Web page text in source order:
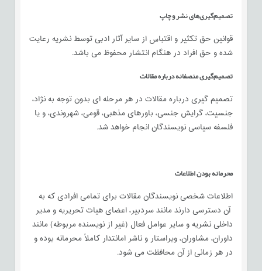
تصمیم‌گیری‌های نشر و چاپ
قوانین حق تکثیر و اقتباس از سایر آثار ادبی توسط نشریه رعایت
شده و حق افراد در هنگام انتشار محفوظ می باشد.
تصمیم‌گیری منصفانه درباره مقالات
تصمیم گیری درباره مقالات در هر مرحله ای بدون توجه به نژاد،
جنسیت، گرایش جنسی، باورهای مذهبی، قومی، شهروندی، و یا
فلسفه سیاسی نویسندگان انجام خواهد شد.
محرمانه بودن اطلاعات
اطلاعات شخصی نویسندگان مقالات برای تمامی افرادی که به
آن دسترسی دارند مانند سردبیر، اعضای هیات تحریریه و مدیر
داخلی نشریه و سایر عوامل فعال (غیر از نویسنده مربوطه) مانند
داوران، مشاوران، ویراستار و ناشر امانتدار کاملاً محرمانه بوده و
در هر زمانی از آن محافظت می شود.